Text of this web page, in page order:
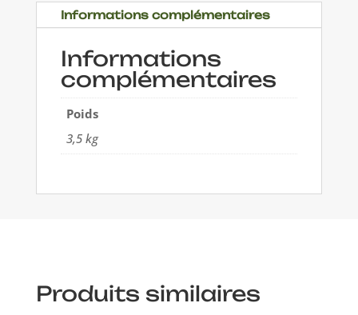
Informations complémentaires
Informations
complémentaires
Poids
3,5 kg
Produits similaires